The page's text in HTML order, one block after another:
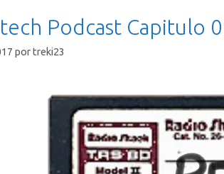
Podcast Capitulo
portreki23